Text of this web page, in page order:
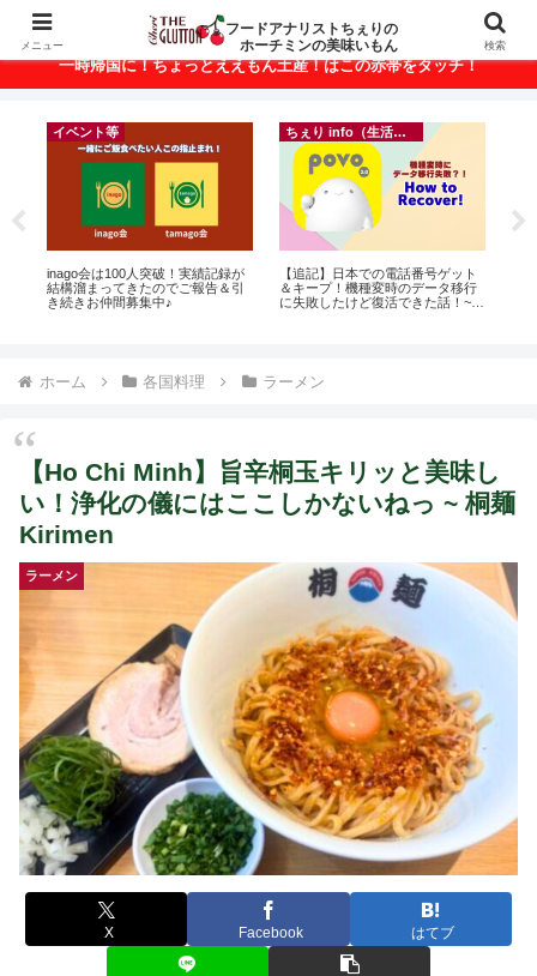
ベトナム・ホーチミンの美味いもんが満載！
一時帰国に！ちょっとええもん土産！はこの赤帯をタッチ！
イベント等
inago会は100人突破！実績記録が
結構溜まってきたのでご報告＆引
き続きお仲間募集中♪
ちぇり info（生活情報）
【追記】日本での電話番号ゲット
＆キープ！機種変時のデータ移行
に失敗したけど復活できた話！~
ホーム 各国料理 ラーメン
【Ho Chi Minh】旨辛桐玉キリッと美味し
い！浄化の儀にはここしかないねっ ~ 桐麺
Kirimen
ラーメン
X Facebook はてブ
メニュー
フードアナリストちぇりの
ホーチミンの美味いもん
検索